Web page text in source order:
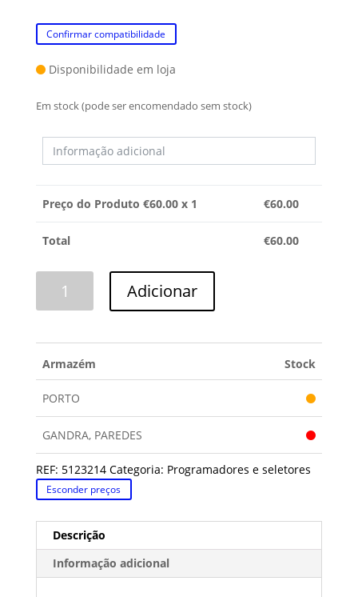
Confirmar compatibilidade
Disponibilidade em loja
Em stock (pode ser encomendado sem stock)
Preço do Produto €60.00 x 1 €60.00
Total €60.00
Adicionar
Armazém Stock
PORTO
GANDRA, PAREDES
REF: 5123214 Categoria: Programadores e seletores
Esconder preços
Descrição
Informação adicional